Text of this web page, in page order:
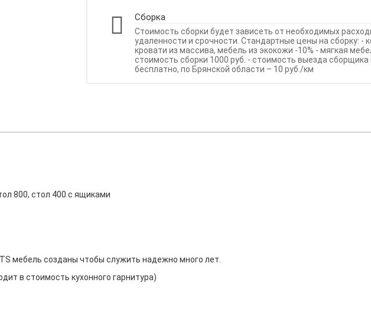
Сборка
Стоимость сборки будет зависеть от необходимых
удаленности и срочности. Стандартные цены на сборку: -
кровати из массива, мебель из экокожи -10% - мягкая
стоимость сборки 1000 руб. - стоимость выезда сборщика
бесплатно, по Брянской области – 10 руб./км
800, стол 400 с ящиками
мебель созданы чтобы служить надежно много лет.
в стоимость кухонного гарнитура)